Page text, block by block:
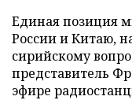
Единая позиция
России и Китаю,
сирийскому
представитель
эфире